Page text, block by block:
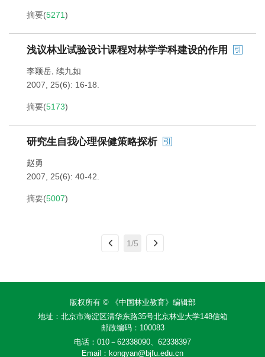
摘要(5271)
浅议林业试验设计课程对林学学科建设的作用
李颖岳 续九如
2007, 25(6): 16-18.
摘要(5173)
研究生自我心理保健策略探析
赵勇
2007, 25(6): 40-42.
摘要(5007)
1/5
版权所有 © 《中国林业教育》编辑部
地址：北京市海淀区清华东路35号北京林业大学148信箱
邮政编码：100083
电话：010－62338090、62338397
Email： kongyan@bjfu.edu.cn